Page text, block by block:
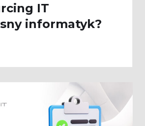
IT
informatyk?